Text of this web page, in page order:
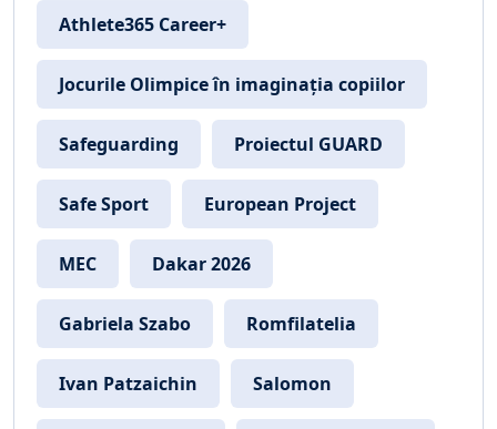
Athlete365 Career+
Jocurile Olimpice în imaginația copiilor
Safeguarding Proiectul GUARD
Safe Sport European Project
MEC Dakar 2026
Gabriela Szabo Romfilatelia
Ivan Patzaichin Salomon